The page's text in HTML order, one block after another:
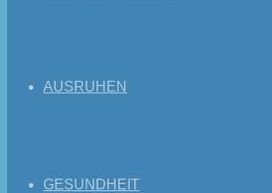
AUSRUHEN
GESUNDHEIT